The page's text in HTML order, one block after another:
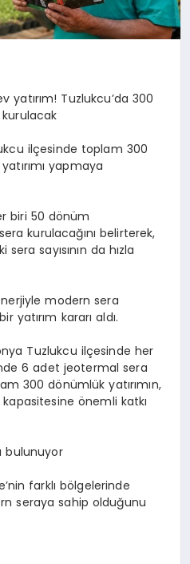
yatırım! Tuzlukcu’da 300
ilçesinde toplam 300
yapmaya
biri 50 dönüm
kurulacağını belirterek,
sayısının da hızla
modern sera
yatırım kararı aldı.
Tuzlukcu ilçesinde her
6 adet jeotermal sera
300 dönümlük yatırımın,
önemli katkı
bulunuyor
farklı bölgelerinde
seraya sahip olduğunu